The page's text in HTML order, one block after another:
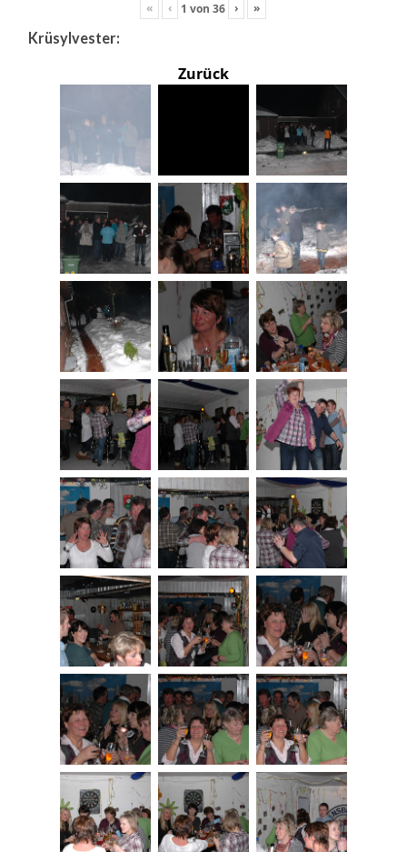
« ‹ 1 von36 › »
Krüsylvester:
Zurück